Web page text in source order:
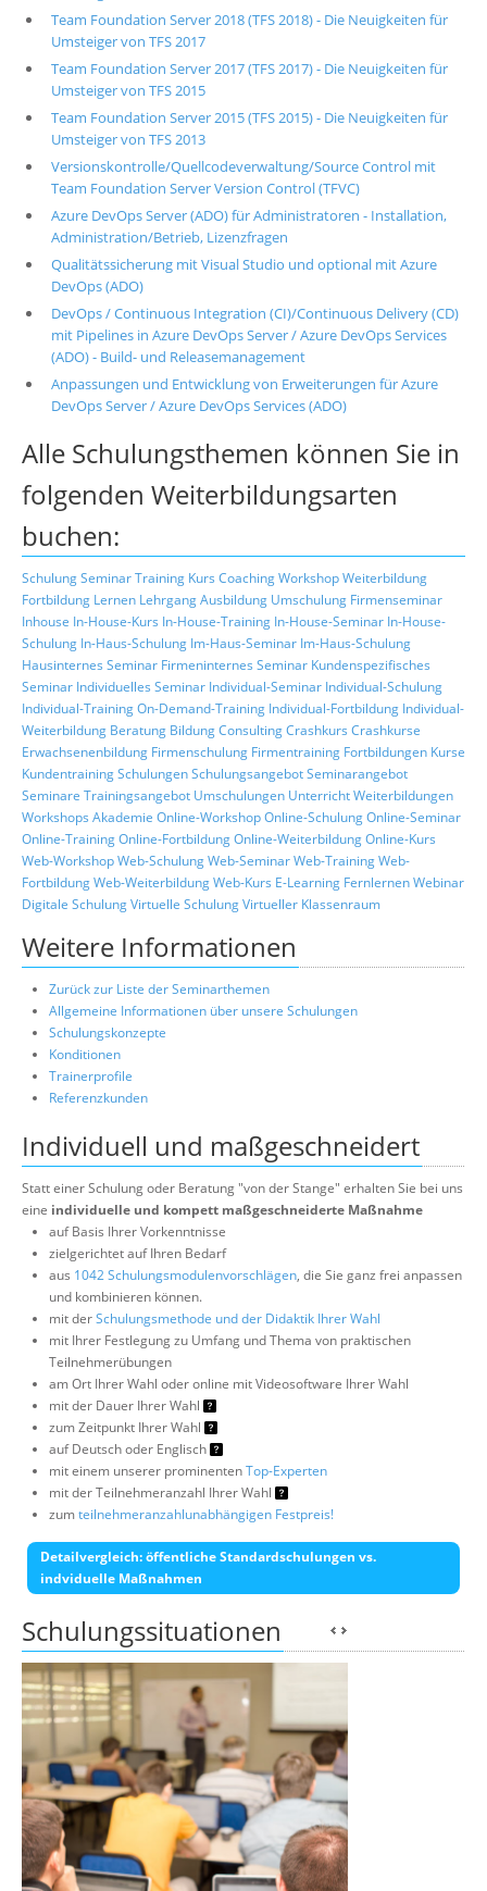
Team Foundation Server 2018 (TFS 2018) - Die Neuigkeiten für
Umsteiger von TFS 2017
Team Foundation Server 2017 (TFS 2017) - Die Neuigkeiten für
Umsteiger von TFS 2015
Team Foundation Server 2015 (TFS 2015) - Die Neuigkeiten für
Umsteiger von TFS 2013
Versionskontrolle/Quellcodeverwaltung/Source Control mit
Team Foundation Server Version Control (TFVC)
Azure DevOps Server (ADO) für Administratoren - Installation,
Administration/Betrieb, Lizenzfragen
Qualitätssicherung mit Visual Studio und optional mit Azure
DevOps (ADO)
DevOps / Continuous Integration (CI)/Continuous Delivery (CD)
mit Pipelines in Azure DevOps Server / Azure DevOps Services
(ADO) - Build- und Releasemanagement
Anpassungen und Entwicklung von Erweiterungen für Azure
DevOps Server / Azure DevOps Services (ADO)
Alle Schulungsthemen können Sie in
folgenden Weiterbildungsarten
buchen:
SchulungSeminarTraining Kurs CoachingWorkshopWeiterbildung
Fortbildung Lernen LehrgangAusbildung Umschulung Firmenseminar
Inhouse In-House-Kurs In-House-Training In-House-Seminar In-House-
Schulung In-Haus-Schulung Im-Haus-Seminar Im-Haus-Schulung
Hausinternes Seminar Firmeninternes Seminar Kundenspezifisches
Seminar Individuelles Seminar Individual-Seminar Individual-Schulung
Individual-TrainingOn-Demand-Training Individual-Fortbildung Individual-
Weiterbildung Beratung BildungConsultingCrashkurs Crashkurse
Erwachsenenbildung Firmenschulung Firmentraining Fortbildungen Kurse
KundentrainingSchulungenSchulungsangebotSeminarangebot
Seminare Trainingsangebot Umschulungen UnterrichtWeiterbildungen
Workshops Akademie Online-WorkshopOnline-SchulungOnline-Seminar
Online-TrainingOnline-FortbildungOnline-WeiterbildungOnline-Kurs
Web-WorkshopWeb-SchulungWeb-SeminarWeb-TrainingWeb-
FortbildungWeb-WeiterbildungWeb-Kurs E-Learning FernlernenWebinar
Digitale SchulungVirtuelle SchulungVirtueller Klassenraum
Weitere Informationen
Zurück zur Liste der Seminarthemen
Allgemeine Informationen über unsere Schulungen
Schulungskonzepte
Konditionen
Trainerprofile
Referenzkunden
Individuell und maßgeschneidert
Statt einer Schulung oder Beratung "von der Stange" erhalten Sie bei uns
eine individuelle und kompett maßgeschneiderte Maßnahme
auf Basis Ihrer Vorkenntnisse
zielgerichtet auf Ihren Bedarf
aus 1042 Schulungsmodulenvorschlägen, die Sie ganz frei anpassen
und kombinieren können.
mit derSchulungsmethode und der Didaktik Ihrer Wahl
mit Ihrer Festlegung zu Umfang und Thema von praktischen
Teilnehmerübungen
am Ort Ihrer Wahl oder online mit Videosoftware Ihrer Wahl
mit der Dauer Ihrer Wahl
zum Zeitpunkt Ihrer Wahl
auf Deutsch oder Englisch
mit einem unserer prominentenTop-Experten
mit der Teilnehmeranzahl Ihrer Wahl
zumteilnehmeranzahlunabhängigen Festpreis!
Detailvergleich: öffentliche Standardschulungen vs.
indviduelle Maßnahmen
Schulungssituationen